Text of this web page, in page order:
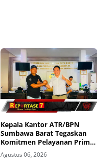
Kepala Kantor ATR/BPN
Sumbawa Barat Tegaskan
Komitmen Pelayanan Prima
dan Buka Pintu Pengaduan
Masyarakat
Agustus 06, 2026